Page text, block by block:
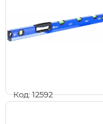
Код: 12592